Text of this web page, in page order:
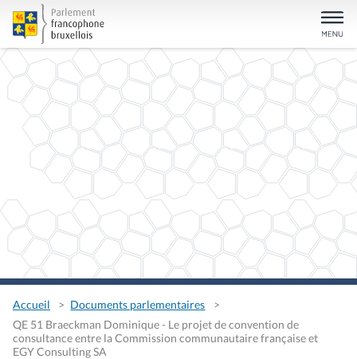
Accueil
Documents parlementaires
QE 51 Braeckman Dominique - Le projet de convention de
consultance entre la Commission communautaire française et
EGY Consulting SA